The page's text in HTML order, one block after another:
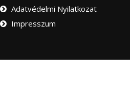
Adatvédelmi Nyilatkozat
Impresszum